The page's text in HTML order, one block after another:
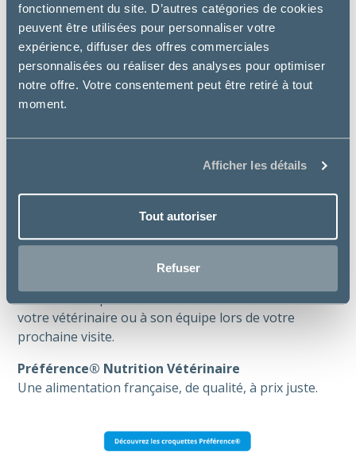
fonctionnement du site. D’autres catégories de cookies
peuvent être utilisées pour personnaliser votre
expérience, diffuser des offres commerciales
personnalisées ou réaliser des analyses pour optimiser
notre offre. Votre consentement peut être retiré à tout
moment.
Afficher les détails
Tout autoriser
Refuser
Parce que bien nourrir son animal ne
proposer une solution cohérente, accessible et
adaptée à votre compagnon.
votre vétérinaire ou à son équipe lors de votre
prochaine visite.
Préférence® Nutrition Vétérinaire
Une alimentation française, de qualité, à prix juste.